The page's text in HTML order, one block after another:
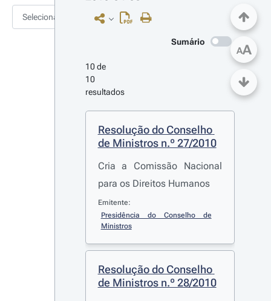
Selecionar
Sumário
10 de
10
resultados
Resolução do Conselho
de Ministros n.º 27/2010
Cria a Comissão Nacional
para os Direitos Humanos
Emitente:
Presidência do Conselho de
Ministros
Resolução do Conselho
de Ministros n.º 28/2010
AA